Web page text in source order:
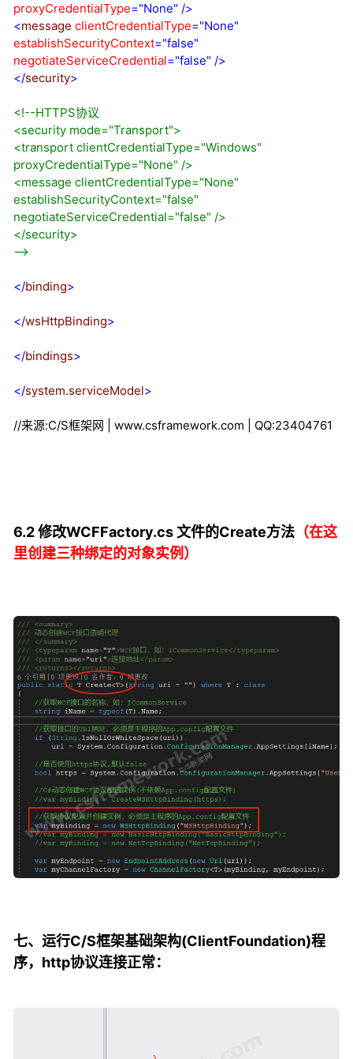
proxyCredentialType="None" />
<message clientCredentialType="None"
establishSecurityContext="false"
negotiateServiceCredential="false" />
</security>
<!--HTTPS协议
<security mode="Transport">
<transport clientCredentialType="Windows"
proxyCredentialType="None" />
<message clientCredentialType="None"
establishSecurityContext="false"
negotiateServiceCredential="false" />
</security>
-->
</binding>
</wsHttpBinding>
</bindings>
</system.serviceModel>
//来源:C/S框架网 | www.csframework.com | QQ:23404761
6.2 修改WCFFactory.cs 文件的Create方法 （在这
里创建三种绑定的对象实例）
七、运行C/S框架基础架构(ClientFoundation)程
序，http协议连接正常：